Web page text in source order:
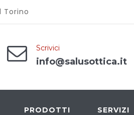
Torino
Scrivici
info@salusottica.it
PRODOTTI SERVIZI